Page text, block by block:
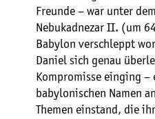
Freunde – war unter
Nebukadnezar II. (um
Babylon verschleppt
Daniel sich genau
Kompromisse einging –
babylonischen Namen
Themen einstand, die